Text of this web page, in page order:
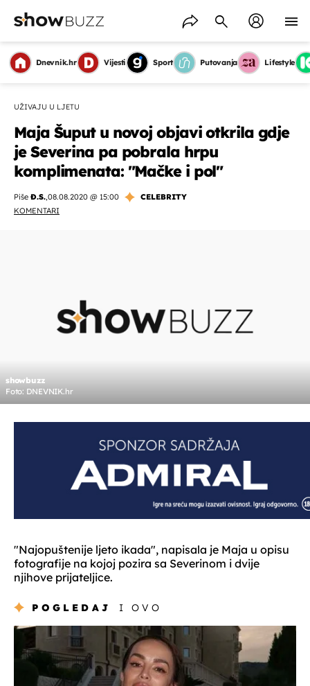
Dnevnik.hr Vijesti Sport Putovanja Lifestyle
UŽIVAJU U LJETU
Maja Šuput u novoj objavi otkrila gdje
je Severina pa pobrala hrpu
komplimenata: "Mačke i pol"
Piše Đ.S.,08.08.2020 @ 15:00
CELEBRITY
KOMENTARI
showbuzz
Foto: DNEVNIK.hr
"Najopuštenije ljeto ikada", napisala je Maja u opisu
fotografije na kojoj pozira sa Severinom i dvije
njihove prijateljice.
POGLEDAJ I OVO